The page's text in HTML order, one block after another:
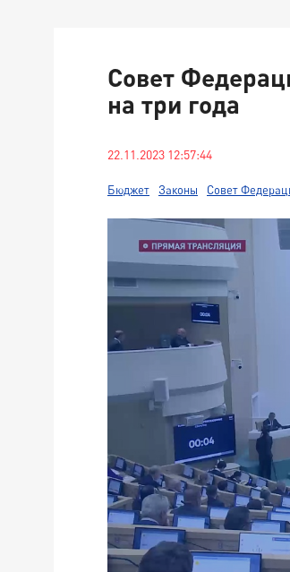
Совет
на три года
22.11.2023 12:57:44
Бюджет Законы Совет